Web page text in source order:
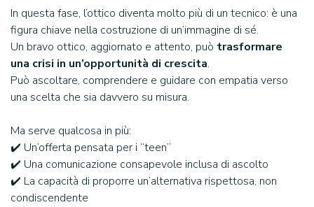
In questa fase, l’ottico diventa molto più di un tecnico: è una
figura chiave nella costruzione di un’immagine di sé.
Un bravo ottico, aggiornato e attento, può trasformare
una crisi in un’opportunità di crescita.
Può ascoltare, comprendere e guidare con empatia verso
una scelta che sia davvero su misura.
Ma serve qualcosa in più:
✔️ Un’offerta pensata per i “teen”
✔️ Una comunicazione consapevole inclusa di ascolto
✔️ La capacità di proporre un’alternativa rispettosa, non
condiscendente